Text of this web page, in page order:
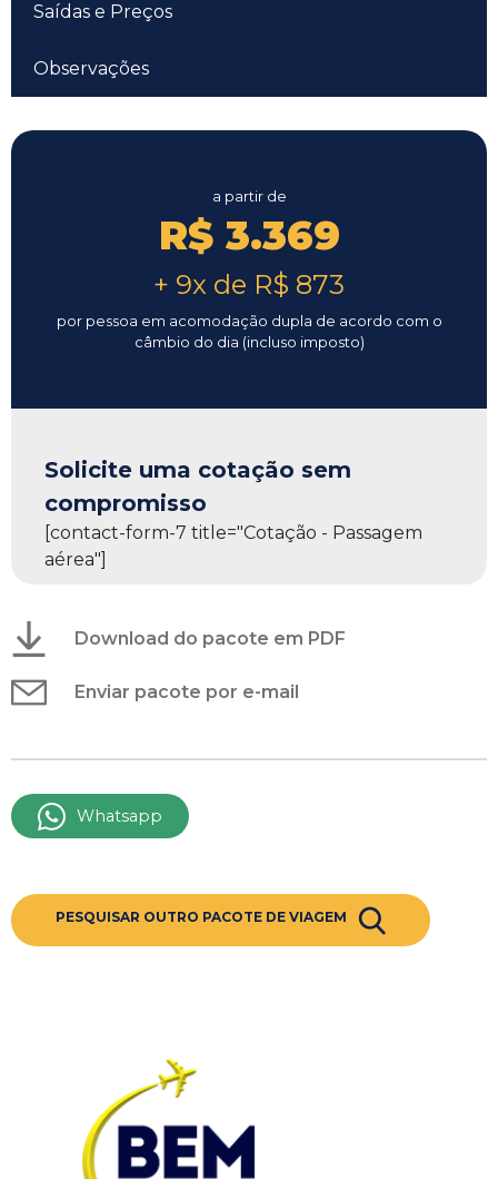
Saídas e Preços
Observações
a partir de
R$ 3.369
+ 9x de R$ 873
por pessoa em acomodação dupla de acordo com o
câmbio do dia (incluso imposto)
Solicite uma cotação sem
compromisso
[contact-form-7 title="Cotação - Passagem
aérea"]
Download do pacote em PDF
Enviar pacote por e-mail
Whatsapp
PESQUISAR OUTRO PACOTE DE VIAGEM